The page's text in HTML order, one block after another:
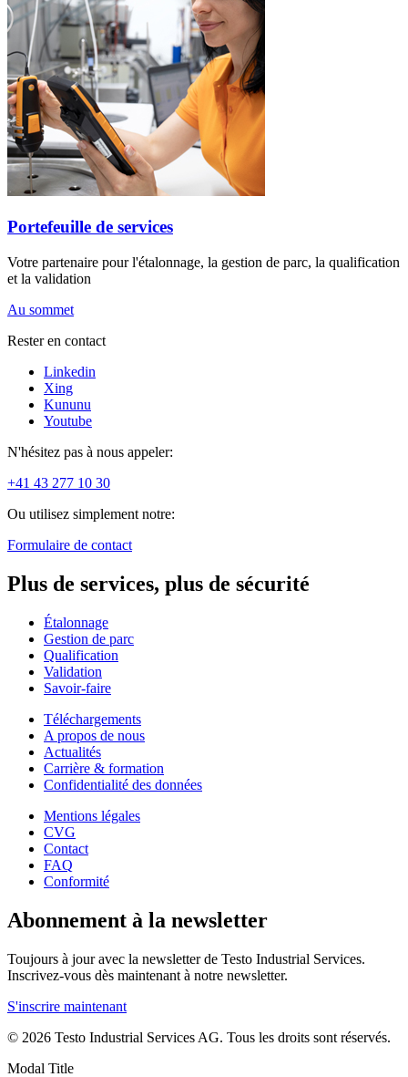
Portefeuille de services
Votre partenaire pour l'étalonnage, la gestion de parc, la qualification
et la validation
Au sommet
Rester en contact
Linkedin
Xing
Kununu
Youtube
N'hésitez pas à nous appeler:
+41 43 277 10 30
Ou utilisez simplement notre:
Formulaire de contact
Plus de services, plus de sécurité
Étalonnage
Gestion de parc
Qualification
Validation
Savoir-faire
Téléchargements
A propos de nous
Actualités
Carrière & formation
Confidentialité des données
Mentions légales
CVG
Contact
FAQ
Conformité
Abonnement à la newsletter
Toujours à jour avec la newsletter de Testo Industrial Services.
Inscrivez-vous dès maintenant à notre newsletter.
S'inscrire maintenant
© 2026 Testo Industrial Services AG. Tous les droits sont réservés.
Modal Title